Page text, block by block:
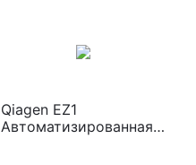
Qiagen EZ1
Автоматизированная